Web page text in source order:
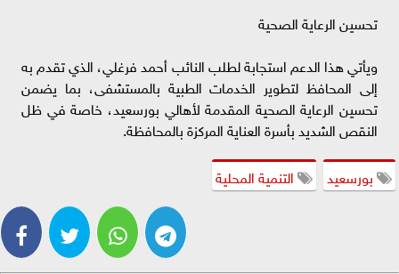
تحسين الرعاية الصحية
ويأتي هذا الدعم استجابة لطلب النائب أحمد فرغلي، الذي تقدم به
إلى المحافظ لتطوير الخدمات الطبية بالمستشفى، بما يضمن
تحسين الرعاية الصحية المقدمة لأهالي بورسعيد، خاصة في ظل
النقص الشديد بأسرة العناية المركزة بالمحافظة.
بورسعيد
التنمية المحلية